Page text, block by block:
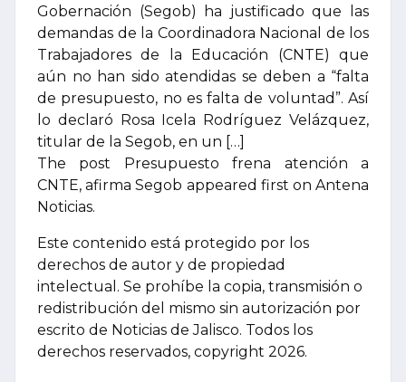
Gobernación (Segob) ha justificado que las
demandas de la Coordinadora Nacional de los
Trabajadores de la Educación (CNTE) que
aún no han sido atendidas se deben a “falta
de presupuesto, no es falta de voluntad”. Así
lo declaró Rosa Icela Rodríguez Velázquez,
titular de la Segob, en un […]
The post Presupuesto frena atención a
CNTE, afirma Segob appeared first on Antena
Noticias.
Este contenido está protegido por los
derechos de autor y de propiedad
intelectual. Se prohíbe la copia, transmisión o
redistribución del mismo sin autorización por
escrito de Noticias de Jalisco. Todos los
derechos reservados, copyright 2026.